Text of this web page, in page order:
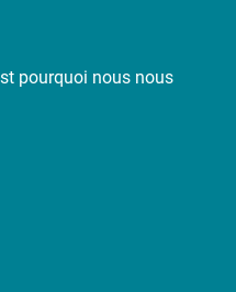
pourquoi nous nous